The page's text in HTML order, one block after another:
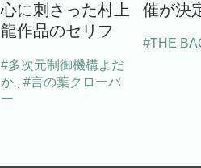
心に刺さった村上
龍作品のセリフ
#多次元制御機構よだ
か
#言の葉クローバ
ー
催が決
#THE